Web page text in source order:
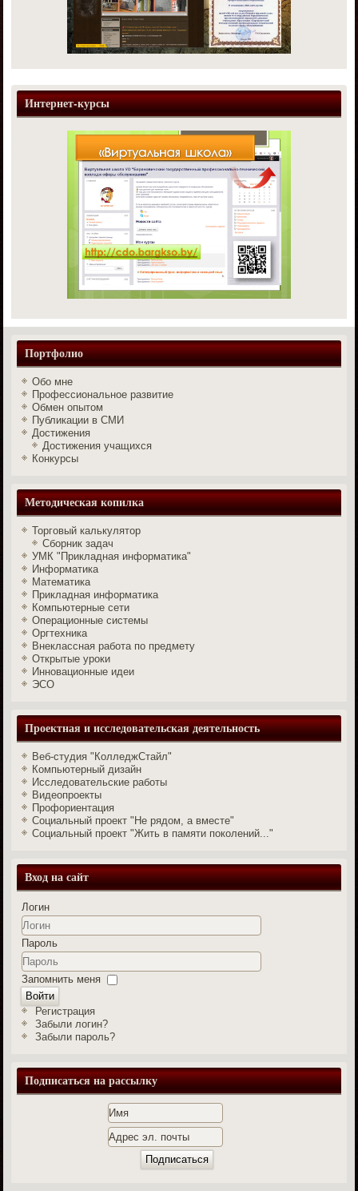
Интернет-курсы
Портфолио
Обо мне
Профессиональное развитие
Обмен опытом
Публикации в СМИ
Достижения
Достижения учащихся
Конкурсы
Методическая копилка
Торговый калькулятор
Сборник задач
УМК "Прикладная информатика"
Информатика
Математика
Прикладная информатика
Компьютерные сети
Операционные системы
Оргтехника
Внеклассная работа по предмету
Открытые уроки
Инновационные идеи
ЭСО
Проектная и исследовательская деятельность
Веб-студия "КолледжСтайл"
Компьютерный дизайн
Исследовательские работы
Видеопроекты
Профориентация
Социальный проект "Не рядом, а вместе"
Социальный проект "Жить в памяти поколений..."
Вход на сайт
Логин
Пароль
Запомнить меня
Войти
Регистрация
Забыли логин?
Забыли пароль?
Подписаться на рассылку